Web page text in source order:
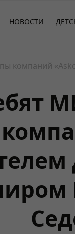
НОВОСТИ
компаний